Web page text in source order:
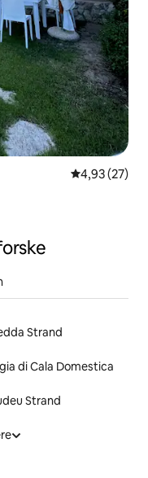
4,93 ud af 5 i
4,93 (27)
Strand
di Cala Domestica
Strand